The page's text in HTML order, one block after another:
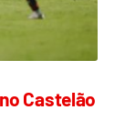
Castelão